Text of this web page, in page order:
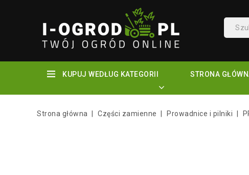
KUPUJ WEDŁUG KATEGORII STRONA
Strona główna Części zamienne Prowadnice i pilniki